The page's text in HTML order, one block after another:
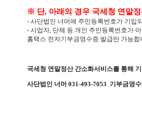
※ 단, 아래의 경우 국세청 연말
- 사단법인 너머에 주민등록번호가 기입
- 사업자, 단체 등 개인 주민등록번호가
홈택스 전자기부금영수증 발급만 가능합
국세청 연말정산 간소화서비스를 통해
사단법인 너머 031-493-7053 기부금영